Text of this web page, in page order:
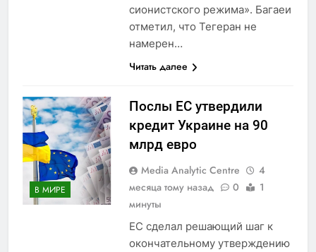
сионистского режима». Багаеи
отметил, что Тегеран не
намерен…
Читать далее
В МИРЕ
Послы ЕС утвердили
кредит Украине на 90
млрд евро
Media Analytic Centre
4
месяца тому назад
0
1
минуты
ЕС сделал решающий шаг к
окончательному утверждению